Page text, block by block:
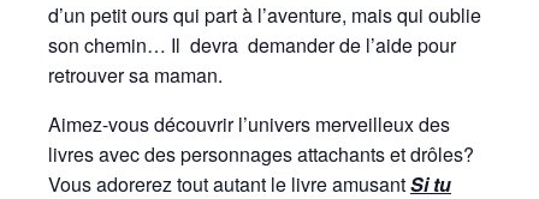
d’un petit ours qui part à l’aventure, mais qui oublie
son chemin… Il devra demander de l’aide pour
retrouver sa maman.
Aimez-vous découvrir l’univers merveilleux des
livres avec des personnages attachants et drôles?
Vous adorerez tout autant le livre amusantSi tu